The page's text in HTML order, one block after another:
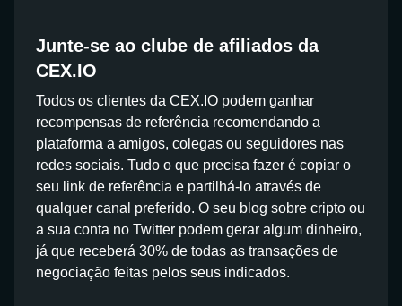
Junte-se ao clube de afiliados da
CEX.IO
Todos os clientes da CEX.IO podem ganhar
recompensas de referência recomendando a
plataforma a amigos, colegas ou seguidores nas
redes sociais. Tudo o que precisa fazer é copiar o
seu link de referência e partilhá-lo através de
qualquer canal preferido. O seu blog sobre cripto ou
a sua conta no Twitter podem gerar algum dinheiro,
já que receberá 30% de todas as transações de
negociação feitas pelos seus indicados.